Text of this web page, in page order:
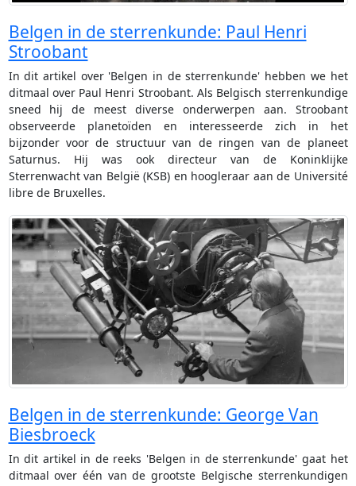
Belgen in de sterrenkunde: Paul Henri
Stroobant
In dit artikel over 'Belgen in de sterrenkunde' hebben we het
ditmaal over Paul Henri Stroobant. Als Belgisch sterrenkundige
sneed hij de meest diverse onderwerpen aan. Stroobant
observeerde planetoïden en interesseerde zich in het
bijzonder voor de structuur van de ringen van de planeet
Saturnus. Hij was ook directeur van de Koninklijke
Sterrenwacht van België (KSB) en hoogleraar aan de Université
libre de Bruxelles.
Belgen in de sterrenkunde: George Van
Biesbroeck
In dit artikel in de reeks 'Belgen in de sterrenkunde' gaat het
ditmaal over één van de grootste Belgische sterrenkundigen